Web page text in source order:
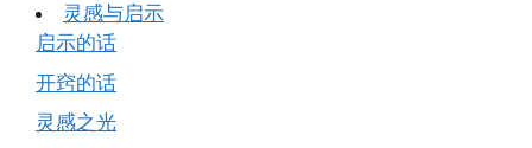
灵感与启示
启示的话
开窍的话
灵感之光